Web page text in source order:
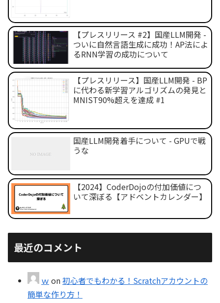
【プレスリリース #2】国産LLM開発 -
ついに自然言語生成に成功！AP法によ
るRNN学習の成功について
【プレスリリース】国産LLM開発 - BP
に代わる新学習アルゴリズムの発見と
MNIST90%超えを達成 #1
国産LLM開発着手について - GPUで戦
うな
【2024】CoderDojoの付加価値につ
いて深ぼる【アドベントカレンダー】
最近のコメント
ｗ on初心者でもわかる！Scratchアカウントの
簡単な作り方！